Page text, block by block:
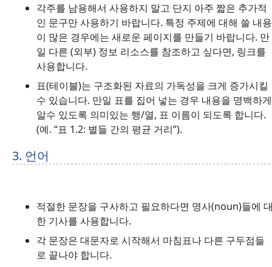
각주를 남용해서 사용하지 말고 단지 아주 짧은 추가적
인 문구만 사용하기 바랍니다. 특정 주제에 대해 쓸 내용
이 많은 경우에는 새로운 페이지를 만들기 바랍니다. 만
일 다른 (외부) 정보 리소스를 참조하고 싶다면, 링크를
사용합니다.
표(테이블)는 구조화된 자료의 가독성을 크게 증가시킬
수 있습니다. 만일 표를 집어 넣는 경우 내용을 명백하게
알수 있도록 의미있는 행/열, 표 이름이 되도록 합니다.
(예. “표 1.2: 별들 간의 평균 거리”).
3. 언어
적절한 문장을 구사하고 필요하다면 명사(noun)들에
한 기사를 사용합니다.
각 문장은 대문자로 시작해서 마침표나 다른 구두점들
로 끝나야 합니다.